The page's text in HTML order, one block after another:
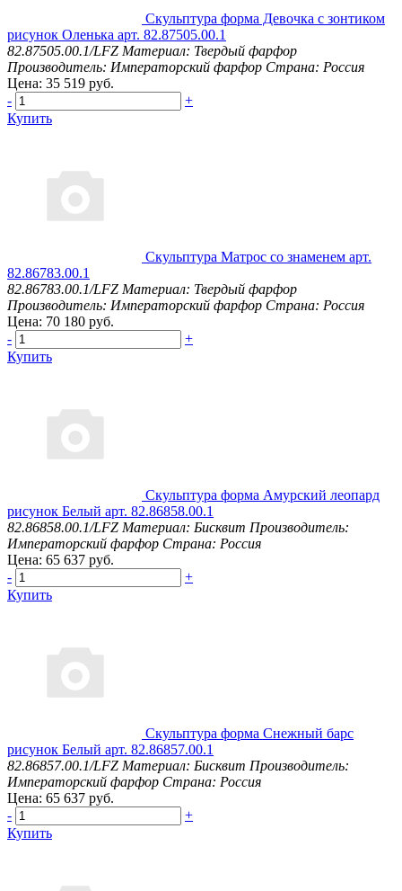
Скульптура форма Девочка с зонтиком
рисунок Оленька арт. 82.87505.00.1
82.87505.00.1/LFZ Материал: Твердый фарфор
Производитель: Императорский фарфор Страна: Россия
Цена: 35 519 руб.
-
+
Купить
Скульптура Матрос со знаменем арт.
82.86783.00.1
82.86783.00.1/LFZ Материал: Твердый фарфор
Производитель: Императорский фарфор Страна: Россия
Цена: 70 180 руб.
-
+
Купить
Скульптура форма Амурский леопард
рисунок Белый арт. 82.86858.00.1
82.86858.00.1/LFZ Материал: Бисквит Производитель:
Императорский фарфор Страна: Россия
Цена: 65 637 руб.
-
+
Купить
Скульптура форма Снежный барс
рисунок Белый арт. 82.86857.00.1
82.86857.00.1/LFZ Материал: Бисквит Производитель:
Императорский фарфор Страна: Россия
Цена: 65 637 руб.
-
+
Купить